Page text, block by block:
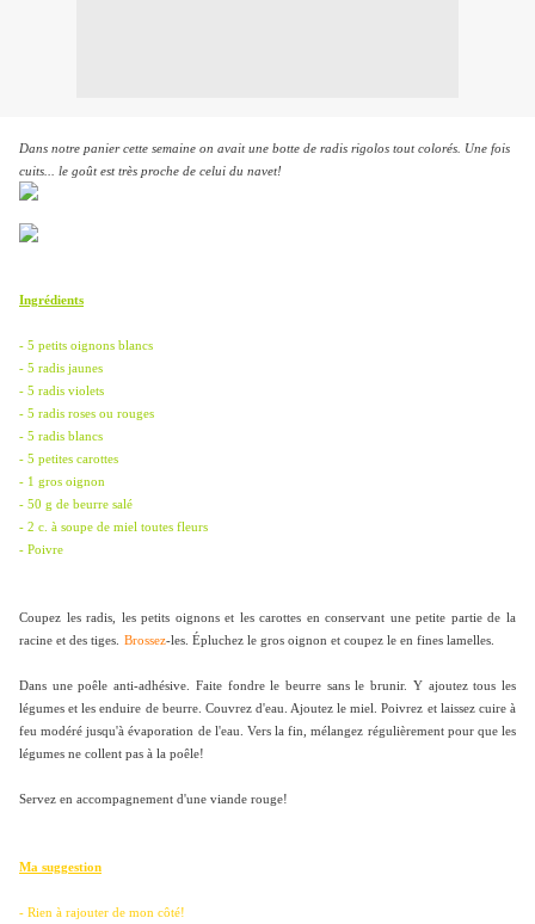
Dans notre panier cette semaine on avait une botte de radis rigolos tout colorés. Une fois
cuits... le goût est très proche de celui du navet!
Ingrédients
- 5 petits oignons blancs
- 5 radis jaunes
- 5 radis violets
- 5 radis roses ou rouges
- 5 radis blancs
- 5 petites carottes
- 1 gros oignon
- 50 g de beurre salé
- 2 c. à soupe de miel toutes fleurs
- Poivre
Coupez les radis, les petits oignons et les carottes en conservant une petite partie de la
racine et des tiges.
Brossez-les. Épluchez le gros oignon et coupez le en fines lamelles.
Dans une poêle anti-adhésive. Faite fondre le beurre sans le brunir. Y ajoutez tous les
légumes et les enduire de beurre. Couvrez d'eau. Ajoutez le miel. Poivrez et laissez cuire à
feu modéré jusqu'à évaporation de l'eau. Vers la fin, mélangez régulièrement pour que les
légumes ne collent pas à la poêle!
Servez en accompagnement d'une viande rouge!
Ma suggestion
- Rien à rajouter de mon côté!